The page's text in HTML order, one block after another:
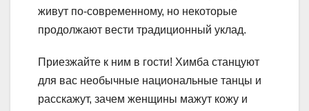
живут по-современному, но некоторые
продолжают вести традиционный уклад.
Приезжайте к ним в гости! Химба станцуют
для вас необычные национальные танцы и
расскажут, зачем женщины мажут кожу и